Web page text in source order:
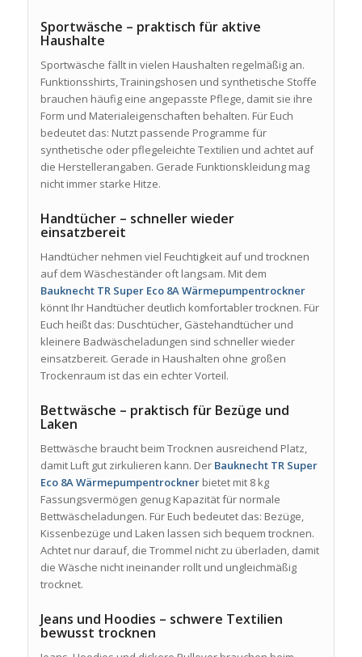
Sportwäsche – praktisch für aktive
Haushalte
Sportwäsche fällt in vielen Haushalten regelmäßig an.
Funktionsshirts, Trainingshosen und synthetische Stoffe
brauchen häufig eine angepasste Pflege, damit sie ihre
Form und Materialeigenschaften behalten. Für Euch
bedeutet das: Nutzt passende Programme für
synthetische oder pflegeleichte Textilien und achtet auf
die Herstellerangaben. Gerade Funktionskleidung mag
nicht immer starke Hitze.
Handtücher – schneller wieder
einsatzbereit
Handtücher nehmen viel Feuchtigkeit auf und trocknen
auf dem Wäscheständer oft langsam. Mit dem
Bauknecht TR Super Eco 8A Wärmepumpentrockner
könnt Ihr Handtücher deutlich komfortabler trocknen. Für
Euch heißt das: Duschtücher, Gästehandtücher und
kleinere Badwäscheladungen sind schneller wieder
einsatzbereit. Gerade in Haushalten ohne großen
Trockenraum ist das ein echter Vorteil.
Bettwäsche – praktisch für Bezüge und
Laken
Bettwäsche braucht beim Trocknen ausreichend Platz,
damit Luft gut zirkulieren kann. Der Bauknecht TR Super
Eco 8A Wärmepumpentrocknerbietet mit 8 kg
Fassungsvermögen genug Kapazität für normale
Bettwäscheladungen. Für Euch bedeutet das: Bezüge,
Kissenbezüge und Laken lassen sich bequem trocknen.
Achtet nur darauf, die Trommel nicht zu überladen, damit
die Wäsche nicht ineinander rollt und ungleichmäßig
trocknet.
Jeans und Hoodies – schwere Textilien
bewusst trocknen